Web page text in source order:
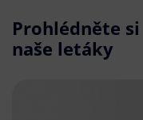
Prohlédněte si
naše letáky